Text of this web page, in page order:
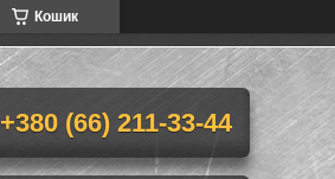
Кошик
+380 (66) 211-33-44